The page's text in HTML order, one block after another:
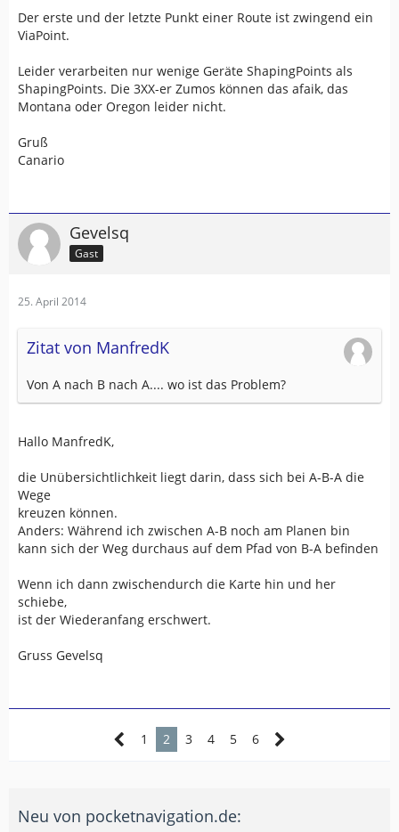
Der erste und der letzte Punkt einer Route ist zwingend ein
ViaPoint.
Leider verarbeiten nur wenige Geräte ShapingPoints als
ShapingPoints. Die 3XX-er Zumos können das afaik, das
Montana oder Oregon leider nicht.
Gruß
Canario
Gevelsq
Gast
25. April 2014
Zitat von ManfredK
Von A nach B nach A.... wo ist das Problem?
Hallo ManfredK,
die Unübersichtlichkeit liegt darin, dass sich bei A-B-A die
Wege
kreuzen können.
Anders: Während ich zwischen A-B noch am Planen bin
kann sich der Weg durchaus auf dem Pfad von B-A befinden
Wenn ich dann zwischendurch die Karte hin und her
schiebe,
ist der Wiederanfang erschwert.
Gruss Gevelsq
1 2 3 4 5 6
Neu von pocketnavigation.de: